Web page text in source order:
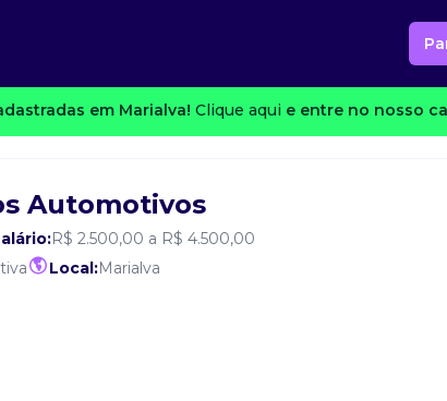
em Marialva! Clique aqui e entre no nosso
Automotivos
R$ 2.500,00 a R$ 4.500,00
Local:Marialva